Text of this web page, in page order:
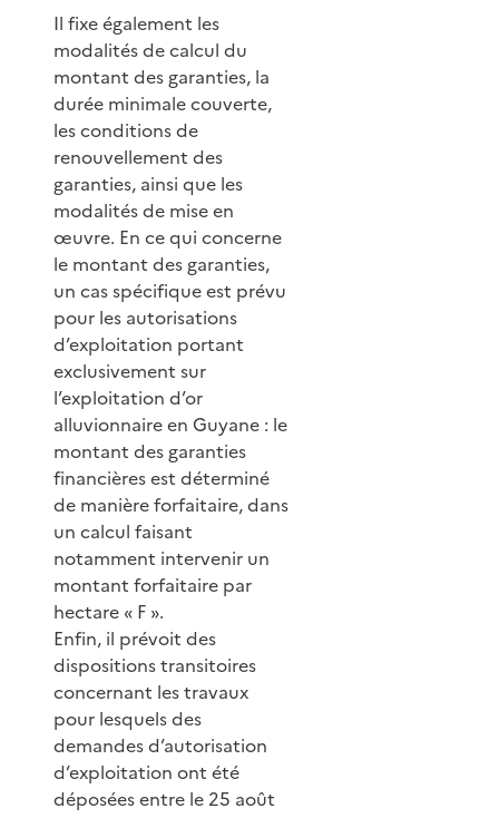
Il fixe également les
modalités de calcul du
montant des garanties, la
durée minimale couverte,
les conditions de
renouvellement des
garanties, ainsi que les
modalités de mise en
œuvre. En ce qui concerne
le montant des garanties,
un cas spécifique est prévu
pour les autorisations
d’exploitation portant
exclusivement sur
l’exploitation d’or
alluvionnaire en Guyane : le
montant des garanties
financières est déterminé
de manière forfaitaire, dans
un calcul faisant
notamment intervenir un
montant forfaitaire par
hectare « F ».
Enfin, il prévoit des
dispositions transitoires
concernant les travaux
pour lesquels des
demandes d’autorisation
d’exploitation ont été
déposées entre le 25 août